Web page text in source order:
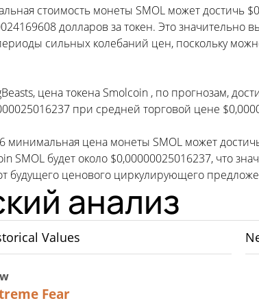
стоимость монеты SMOL может достичь
долларов за токен. Это значительно
сильных колебаний цен, поскольку
цена токена Smolcoin , по прогнозам,
при средней торговой цене
минимальная цена монеты SMOL может
SMOL будет около $0,00000025016237, что
ценового циркулирующего
анализ
Values
Fear